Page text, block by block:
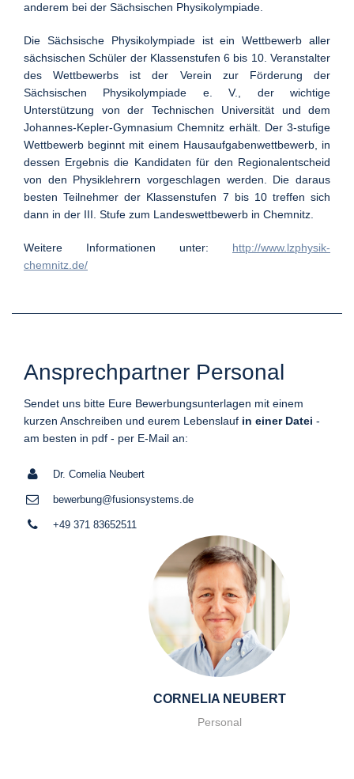
anderem bei der Sächsischen Physikolympiade.
Die Sächsische Physikolympiade ist ein Wettbewerb aller
sächsischen Schüler der Klassenstufen 6 bis 10. Veranstalter
des Wettbewerbs ist der Verein zur Förderung der
Sächsischen Physikolympiade e. V., der wichtige
Unterstützung von der Technischen Universität und dem
Johannes-Kepler-Gymnasium Chemnitz erhält. Der 3-stufige
Wettbewerb beginnt mit einem Hausaufgabenwettbewerb, in
dessen Ergebnis die Kandidaten für den Regionalentscheid
von den Physiklehrern vorgeschlagen werden. Die daraus
besten Teilnehmer der Klassenstufen 7 bis 10 treffen sich
dann in der III. Stufe zum Landeswettbewerb in Chemnitz.
Weitere Informationen unter: http://www.lzphysik-
chemnitz.de/
Ansprechpartner Personal
Sendet uns bitte Eure Bewerbungsunterlagen mit einem
kurzen Anschreiben und eurem Lebenslauf in einer Datei -
am besten in pdf - per E-Mail an:
Dr. Cornelia Neubert
bewerbung@fusionsystems.de
+49 371 83652511
CORNELIA NEUBERT
Personal